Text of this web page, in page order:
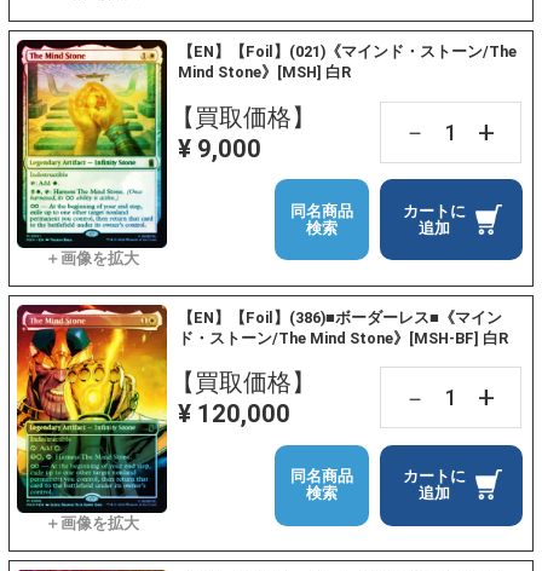
【EN】【Foil】(021)《マインド・ストーン/The
Mind Stone》[MSH] 白R
【買取価格】
¥ 9,000
－ +
カートに
追加
同名商品
検索
【EN】【Foil】(386)■ボーダーレス■《マイン
ド・ストーン/The Mind Stone》[MSH-BF] 白R
【買取価格】
¥ 120,000
－ +
カートに
追加
同名商品
検索